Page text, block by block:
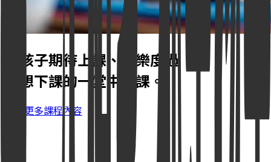
讓孩子期待上課、歡樂度過
不想下課的一堂中文課。
探索更多課程內容